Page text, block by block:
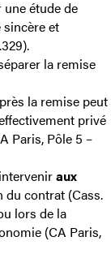
une étude de
sincère et
la remise
la remise peut
privé
Paris, Pôle 5 –
aux
du contrat (Cass.
lors de la
(CA Paris,